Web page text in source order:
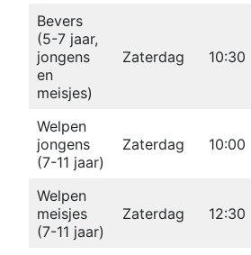
Bevers
(5-7 jaar,
jongens
en
meisjes)
Zaterdag 10:30
Welpen
jongens
(7-11 jaar)
Zaterdag 10:00
Welpen
meisjes
(7-11 jaar)
Zaterdag 12:30